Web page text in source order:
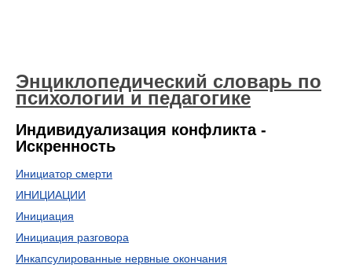
Энциклопедический словарь по
психологии и педагогике
Индивидуализация конфликта -
Искренность
Инициатор смерти
ИНИЦИАЦИИ
Инициация
Инициация разговора
Инкапсулированные нервные окончания